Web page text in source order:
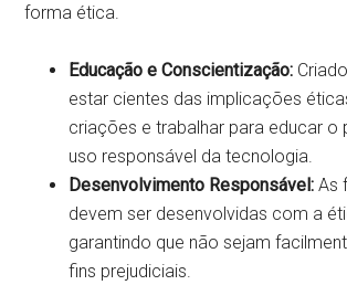
forma ética.
Educação e Conscientização:
estar cientes das implicações
criações e trabalhar para educar o
uso responsável da tecnologia.
Desenvolvimento Responsável: As
devem ser desenvolvidas com a
garantindo que não sejam
fins prejudiciais.